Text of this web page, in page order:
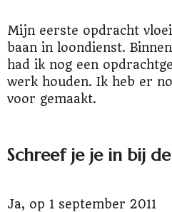
Mijn eerste opdracht
baan in loondienst.
had ik nog een
werk houden. Ik heb er
voor gemaakt.
Schreef je je in bij de
Ja, op 1 september 2011